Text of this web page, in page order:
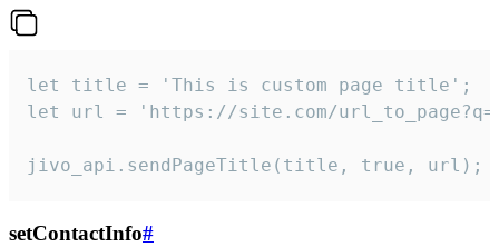
let title = 'This is custom page title';
let url = 'https://site.com/
jivo_api.sendPageTitle(title, true, url);
setContactInfo#